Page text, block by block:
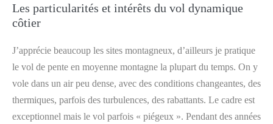
Les particularités et intérêts du vol dynamique
côtier
J’apprécie beaucoup les sites montagneux, d’ailleurs je pratique
le vol de pente en moyenne montagne la plupart du temps. On y
vole dans un air peu dense, avec des conditions changeantes, des
thermiques, parfois des turbulences, des rabattants. Le cadre est
exceptionnel mais le vol parfois « piégeux ». Pendant des années